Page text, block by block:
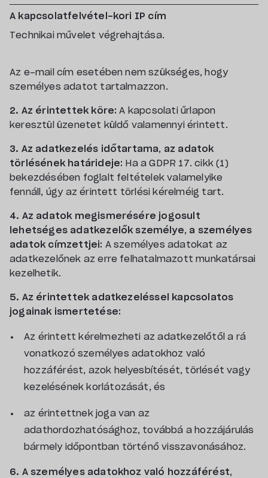
A kapcsolatfelvétel-kori IP cím
Technikai művelet végrehajtása.
Az e-mail cím esetében nem szükséges, hogy
személyes adatot tartalmazzon.
2. Az érintettek köre: A kapcsolati űrlapon
keresztül üzenetet küldő valamennyi érintett.
3. Az adatkezelés időtartama, az adatok
törlésének határideje: Ha a GDPR 17. cikk (1)
bekezdésében foglalt feltételek valamelyike
fennáll, úgy az érintett törlési kérelméig tart.
4. Az adatok megismerésére jogosult
lehetséges adatkezelők személye, a személyes
adatok címzettjei: A személyes adatokat az
adatkezelőnek az erre felhatalmazott munkatársai
kezelhetik.
5. Az érintettek adatkezeléssel kapcsolatos
jogainak ismertetése:
Az érintett kérelmezheti az adatkezelőtől a rá
vonatkozó személyes adatokhoz való
hozzáférést, azok helyesbítését, törlését vagy
kezelésének korlátozását, és
az érintettnek joga van az
adathordozhatósághoz, továbbá a hozzájárulás
bármely időpontban történő visszavonásához.
6. A személyes adatokhoz való hozzáférést,